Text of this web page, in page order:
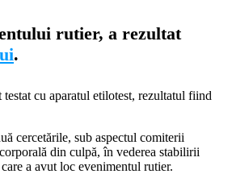
rutier, a rezultat
.
cu aparatul etilotest, rezultatul fiind
cercetările, sub aspectul comiterii
din culpă, în vederea stabilirii
a avut loc evenimentul rutier.